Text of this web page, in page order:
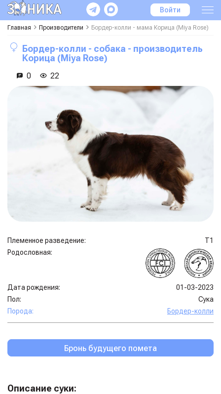
Войти
Главная Производители Бордер-колли - мама Корица (miya Rose)
Бордер-колли - собака - производитель
Корица (miya Rose)
0 22
Племенное разведение:
Т1
Родословная:
Дата рождения:
01-03-2023
Пол:
Сука
Порода:
Бордер-колли
Бронь будущего помета
Описание суки: